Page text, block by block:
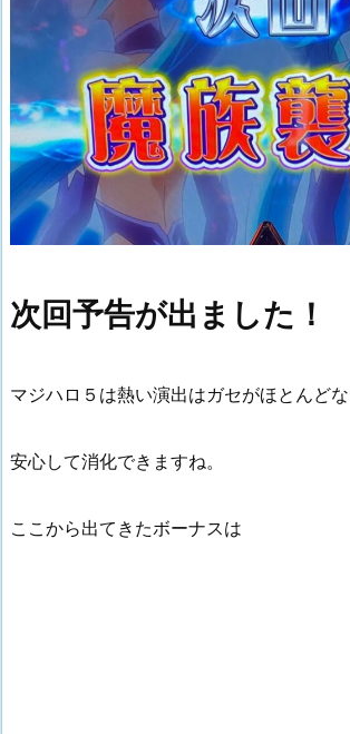
次回予告が出ました！
マジハロ５は熱い演出はガセがほとんど
安心して消化できますね。
ここから出てきたボーナスは